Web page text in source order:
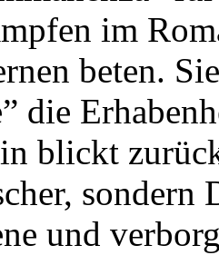
im
beten.
die
blickt
sondern
und